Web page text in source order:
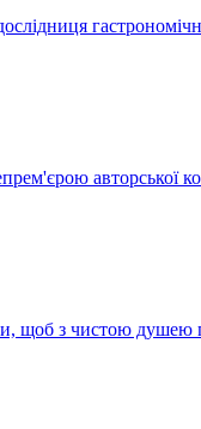
авторської
щоб з чистою душею